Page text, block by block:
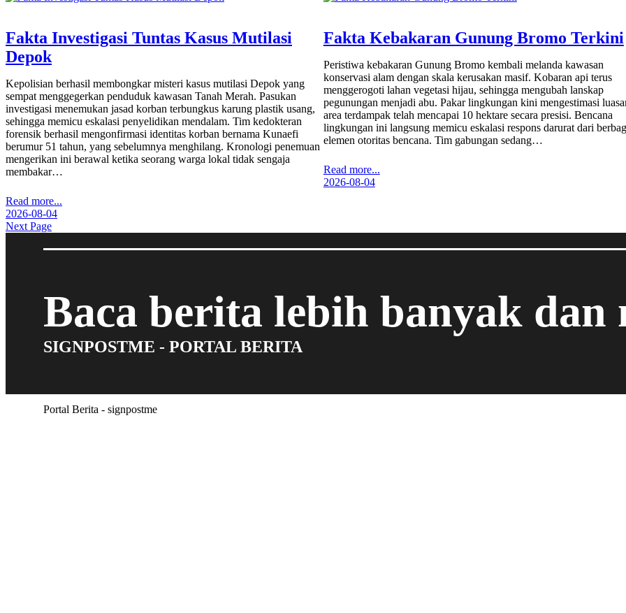
Fakta Investigasi Tuntas Kasus Mutilasi
Depok
Kepolisian berhasil membongkar misteri kasus mutilasi Depok yang
sempat menggegerkan penduduk kawasan Tanah Merah. Pasukan
investigasi menemukan jasad korban terbungkus karung plastik usang,
sehingga memicu eskalasi penyelidikan mendalam. Tim kedokteran
forensik berhasil mengonfirmasi identitas korban bernama Kunaefi
berumur 51 tahun, yang sebelumnya menghilang. Kronologi penemuan
mengerikan ini berawal ketika seorang warga lokal tidak sengaja
membakar…
Read more...
2026-08-04
Fakta Kebakaran Gunung Bromo Terkini
Peristiwa kebakaran Gunung Bromo kembali melanda kawasan
konservasi alam dengan skala kerusakan masif. Kobaran api terus
menggerogoti lahan vegetasi hijau, sehingga mengubah lanskap
pegunungan menjadi abu. Pakar lingkungan kini mengestimasi
area terdampak telah mencapai 10 hektare secara presisi. Bencana
lingkungan ini langsung memicu eskalasi respons darurat dari
elemen otoritas bencana. Tim gabungan sedang…
Read more...
2026-08-04
Next Page
Baca berita lebih banyak dan
SIGNPOSTME - PORTAL BERITA
Portal Berita - signpostme